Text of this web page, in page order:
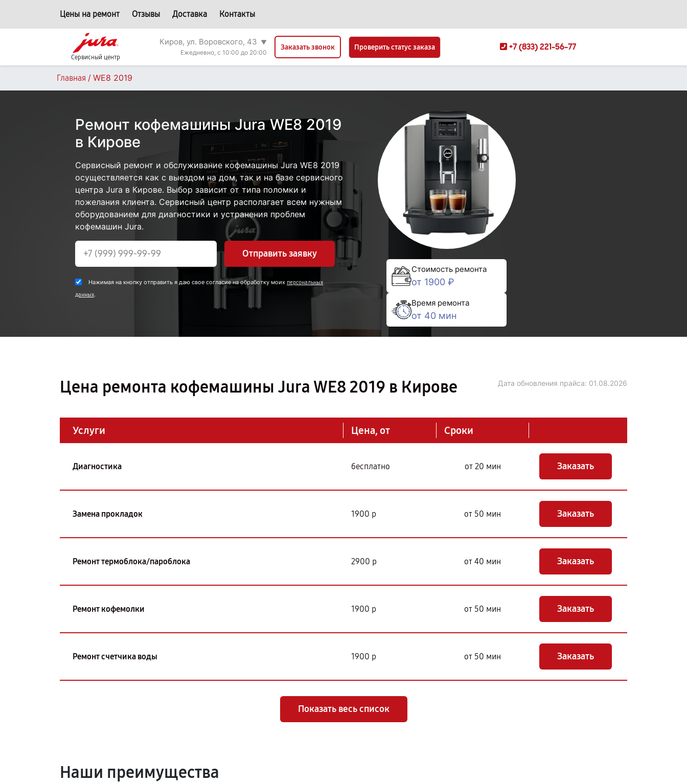
Цены на ремонт Отзывы Доставка Контакты
Сервисный центр
Киров, ул. Воровского, 43 ▼
Ежедневно, с 10:00 до 20:00
Заказать звонок Проверить статус заказа +7 (833) 221-56-77
Главная / WE8 2019
Ремонт кофемашины Jura WE8 2019
в Кирове
Сервисный ремонт и обслуживание кофемашины Jura WE8 2019
осуществляется как с выездом на дом, так и на базе сервисного
центра Jura в Кирове. Выбор зависит от типа поломки и
пожелания клиента. Сервисный центр располагает всем нужным
оборудованием для диагностики и устранения проблем
кофемашин Jura.
Отправить заявку
Нажимая на кнопку отправить я даю свое согласие на обработку моих персональных
данных.
Стоимость ремонта
от 1900 ₽
Время ремонта
от 40 мин
Цена ремонта кофемашины Jura WE8 2019 в Кирове Дата обновления прайса: 01.08.2026
Услуги Цена, от Сроки
Диагностика бесплатно от 20 мин Заказать
Замена прокладок 1900 р от 50 мин Заказать
Ремонт термоблока/пароблока 2900 р от 40 мин Заказать
Ремонт кофемолки 1900 р от 50 мин Заказать
Ремонт счетчика воды 1900 р от 50 мин Заказать
Показать весь список
Наши преимущества